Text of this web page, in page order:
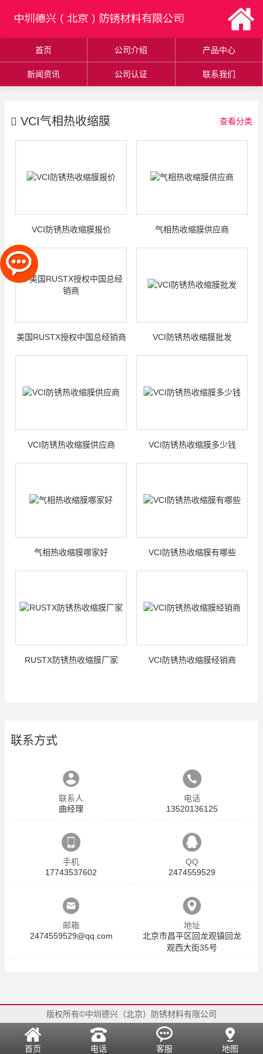
首页 公司介绍 产品中心
新闻资讯 公司认证 联系我们
VCI气相热收缩膜 查看分类
VCI防锈热收缩膜报价 气相热收缩膜供应商
美国RUSTX授权中国总经销商 VCI防锈热收缩膜批发
VCI防锈热收缩膜供应商 VCI防锈热收缩膜多少钱
气相热收缩膜哪家好 VCI防锈热收缩膜有哪些
RUSTX防锈热收缩膜厂家 VCI防锈热收缩膜经销商
联系方式
联系人
曲经理
电话
13520136125
手机
17743537602
QQ
2474559529
邮箱
2474559529@qq.com
地址
北京市昌平区回龙观镇回龙
观西大街35号
版权所有©中圳德兴（北京）防锈材料有限公司
首页 电话 客服 地图